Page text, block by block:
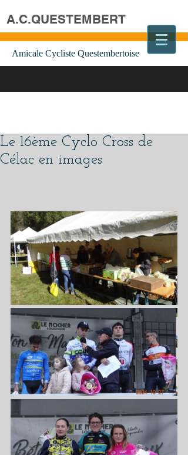
A.C.QUESTEMBERT
Amicale Cycliste Questembertoise
Le 16ème Cyclo Cross de
Célac en images